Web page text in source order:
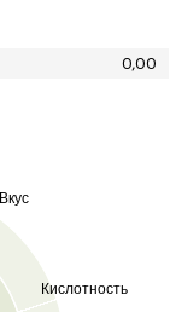
0,00
Вкус
Кислотность